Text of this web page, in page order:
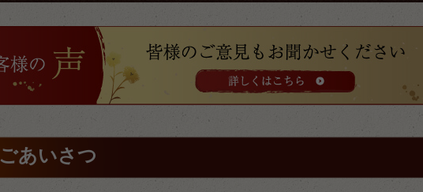
ごあいさつ